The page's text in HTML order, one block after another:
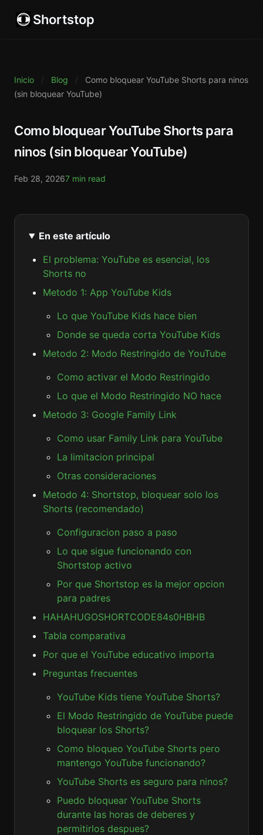
Shortstop
Inicio / Blog /
Como bloquear YouTube Shorts para ninos
(sin bloquear YouTube)
Como bloquear YouTube Shorts para
ninos (sin bloquear YouTube)
Feb 28, 20267 min read
En este artículo
El problema: YouTube es esencial, los
Shorts no
Metodo 1: App YouTube Kids
Lo que YouTube Kids hace bien
Donde se queda corta YouTube Kids
Metodo 2: Modo Restringido de YouTube
Como activar el Modo Restringido
Lo que el Modo Restringido NO hace
Metodo 3: Google Family Link
Como usar Family Link para YouTube
La limitacion principal
Otras consideraciones
Metodo 4: Shortstop, bloquear solo los
Shorts (recomendado)
Configuracion paso a paso
Lo que sigue funcionando con
Shortstop activo
Por que Shortstop es la mejor opcion
para padres
HAHAHUGOSHORTCODE84s0HBHB
Tabla comparativa
Por que el YouTube educativo importa
Preguntas frecuentes
YouTube Kids tiene YouTube Shorts?
El Modo Restringido de YouTube puede
bloquear los Shorts?
Como bloqueo YouTube Shorts pero
mantengo YouTube funcionando?
YouTube Shorts es seguro para ninos?
Puedo bloquear YouTube Shorts
durante las horas de deberes y
permitirlos despues?